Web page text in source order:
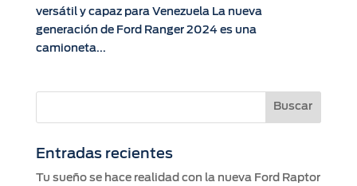
versátil y capaz para Venezuela La nueva
generación de Ford Ranger 2024 es una
camioneta...
Entradas recientes
Tu sueño se hace realidad con la nueva Ford Raptor